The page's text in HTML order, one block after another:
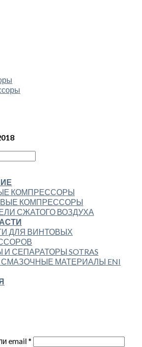
КОМПРЕССОРЫ
КОМПРЕССОРЫ
СЖАТОГО ВОЗДУХА
ДЛЯ ВИНТОВЫХ
СЕПАРАТОРЫ SOTRAS
МАТЕРИАЛЫ ENI
email*